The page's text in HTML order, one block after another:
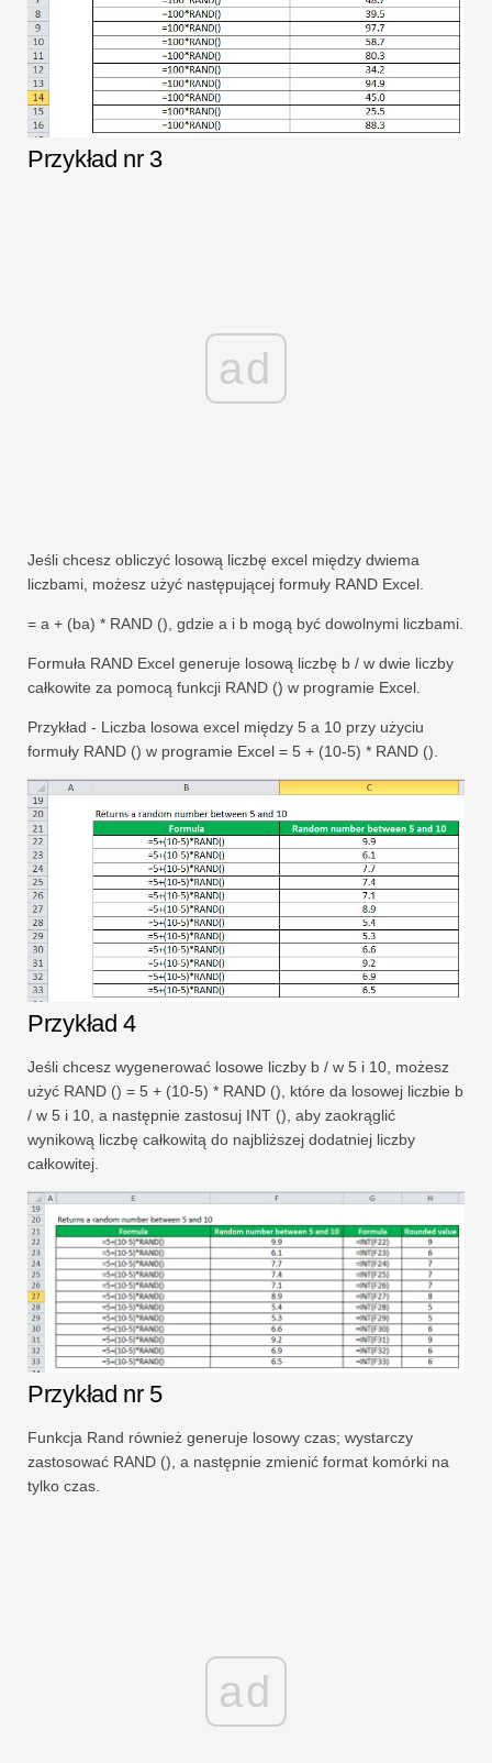
Przykład nr 3
ad
Jeśli chcesz obliczyć losową liczbę excel między dwiema
liczbami, możesz użyć następującej formuły RAND Excel.
= a + (ba) * RAND (), gdzie a i b mogą być dowolnymi liczbami.
Formuła RAND Excel generuje losową liczbę b / w dwie liczby
całkowite za pomocą funkcji RAND () w programie Excel.
Przykład - Liczba losowa excel między 5 a 10 przy użyciu
formuły RAND () w programie Excel = 5 + (10-5) * RAND ().
Przykład 4
Jeśli chcesz wygenerować losowe liczby b / w 5 i 10, możesz
użyć RAND () = 5 + (10-5) * RAND (), które da losowej liczbie b
/ w 5 i 10, a następnie zastosuj INT (), aby zaokrąglić
wynikową liczbę całkowitą do najbliższej dodatniej liczby
całkowitej.
Przykład nr 5
Funkcja Rand również generuje losowy czas; wystarczy
zastosować RAND (), a następnie zmienić format komórki na
tylko czas.
ad